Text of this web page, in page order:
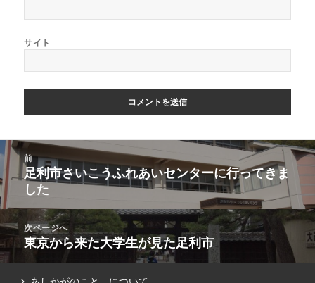
サイト
前
足利市さいこうふれあいセンターに行ってきま
した
次ページへ
東京から来た大学生が見た足利市